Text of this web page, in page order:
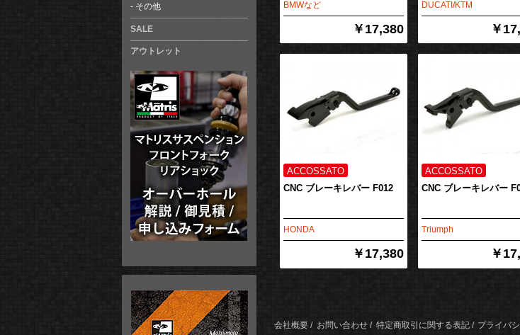
その他
SALE
アウトレット
BMWなど
￥17,380
DUCATI/KTM
￥
CNC ブレーキレバー F012
HONDA
￥17,380
CNC ブレーキレバー
Triumph
￥
会社概要 お問い合わせ 特定商取引に関する表記 プライバ